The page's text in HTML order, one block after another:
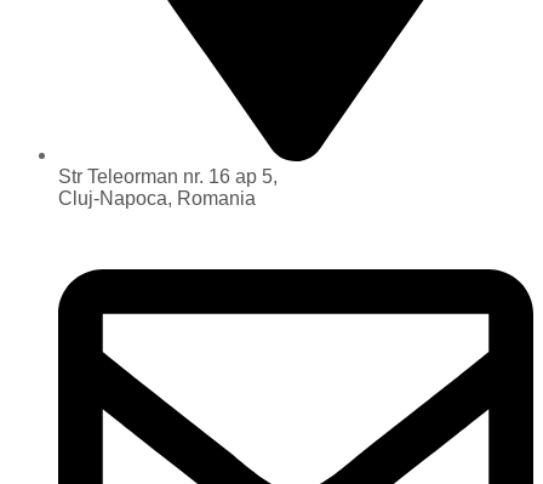
Str Teleorman nr. 16 ap 5,
Cluj-Napoca, Romania